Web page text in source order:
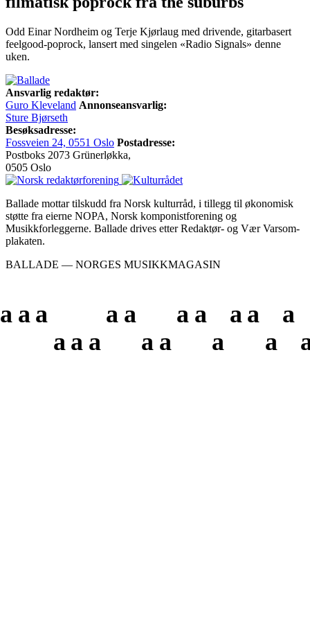
Odd Einar Nordheim og Terje Kjørlaug med drivende, gitarbasert
feelgood-poprock, lansert med singelen «Radio Signals» denne
uken.
Ansvarlig redaktør:
Guro Kleveland Annonseansvarlig:
Sture Bjørseth
Besøksadresse:
Fossveien 24, 0551 Oslo Postadresse:
Postboks 2073 Grünerløkka,
0505 Oslo
Ballade mottar tilskudd fra Norsk kulturråd, i tillegg til økonomisk
støtte fra eierne NOPA, Norsk komponistforening og
Musikkforleggerne. Ballade drives etter Redaktør- og Vær Varsom-
plakaten.
BALLADE — NORGES MUSIKKMAGASIN
a